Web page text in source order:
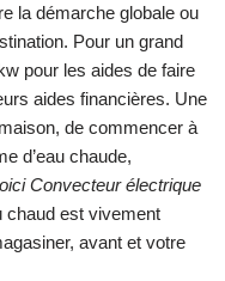
la démarche globale ou
Pour un grand
pour les aides de faire
aides financières. Une
de commencer à
d’eau chaude,
Convecteur électrique
chaud est vivement
avant et votre